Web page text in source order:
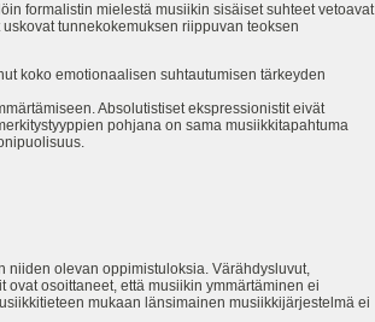
formalistin mielestä musiikin sisäiset suhteet vetoavat
tunnekokemuksen riippuvan teoksen
koko emotionaalisen suhtautumisen tärkeyden
Absolutistiset ekspressionistit eivät
pohjana on sama musiikkitapahtuma
niiden olevan oppimistuloksia. Värähdysluvut,
osoittaneet, että musiikin ymmärtäminen ei
mukaan länsimainen musiikkijärjestelmä ei